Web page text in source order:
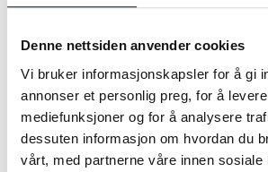
Denne nettsiden anvender cookies
Vi bruker informasjonskapsler for å gi
annonser et personlig preg, for å
mediefunksjoner og for å analysere
dessuten informasjon om hvordan du
vårt, med partnerne våre innen sosiale
weißen Stränden, mächtigen Bergen, Licht
Stille und Sturm. Im Juni und Juli kannst du
im Licht der glühenden Mi…
DAUER AKTIVITÄTSLEVEL